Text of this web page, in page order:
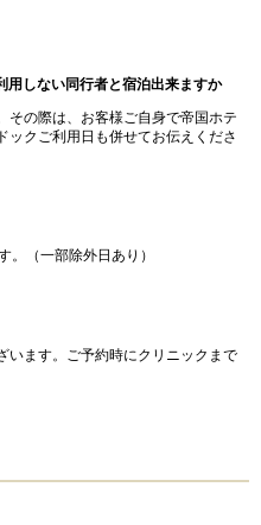
用しない同行者と宿泊出来ますか
その際は、お客様ご自身で帝国ホテ
ックご利用日も併せてお伝えくださ
。（一部除外日あり）
います。ご予約時にクリニックまで